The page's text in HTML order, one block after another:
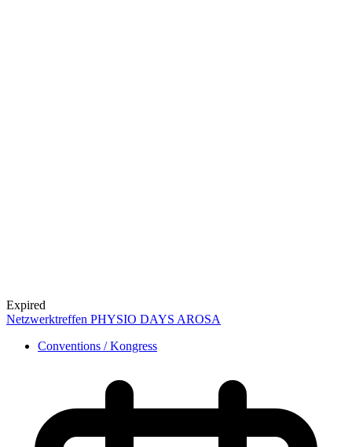
Expired
Netzwerktreffen PHYSIO DAYS AROSA
Conventions / Kongress